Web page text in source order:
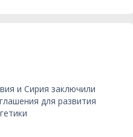
и Сирия заключили
для развития